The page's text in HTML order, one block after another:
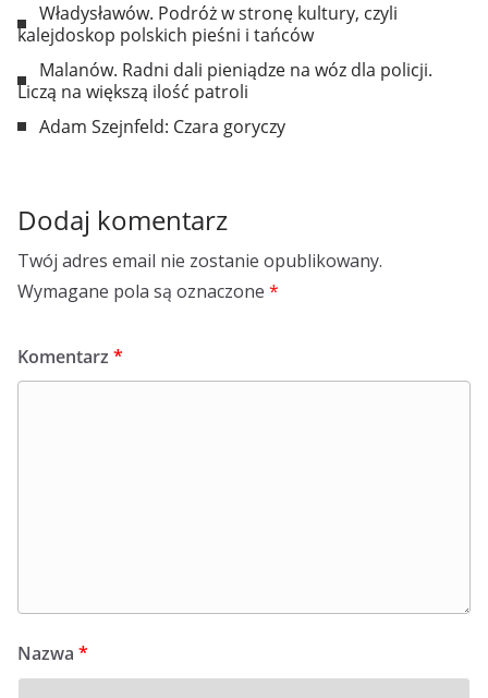
Władysławów. Podróż w stronę kultury, czyli
kalejdoskop polskich pieśni i tańców
Malanów. Radni dali pieniądze na wóz dla policji.
Liczą na większą ilość patroli
Adam Szejnfeld: Czara goryczy
Dodaj komentarz
Twój adres email nie zostanie opublikowany.
Wymagane pola są oznaczone *
Komentarz *
Nazwa *